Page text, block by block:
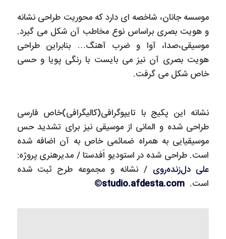
موسسه جانان، شاخصه ای دارد که محوریت طراحی نشانه
و هویت بصری براساس نوع مخاطب آن شکل می گیرد.
موسیقی،صدا، آوا و ضرب آهنگ… بنابراین طراحی
هویت بصری آن نیز می بایست با رنگی پویا و حسی
خاص شکل می گرفت.
نشانه این پکیج با تایپوگرافی(کالیگرافی)خاص فارسی
طراحی شده و المانی از موسیقی نیز برای تشدید حس
موسیقیایی به همراه ضمائمی خاص به آن اضافه شده
است. طراحی شده در استودیو اَفدستا / مدیر‌هنری پروژه:
علی دل‌زنده‌روی/ نشانه و مجموعه طرح ثبت شده
است.